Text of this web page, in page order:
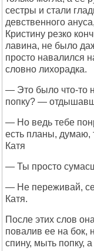
сестры и стали
девственного
Кристину резко
лавина, не было
просто навалился
словно лихорадка.
— Это было что-то
попку? —
— Но ведь тебе
есть планы, думаю,
Катя
— Ты просто
— Не переживай,
Катя.
После этих слов
повалив ее на бок,
спину, мыть попку,